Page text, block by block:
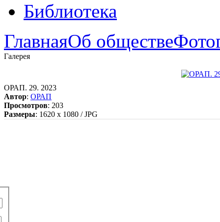
Библиотека
ГлавнаяОб обществе
Галерея
ОРАП. 29. 2023
Автор: ОРАП
Просмотров: 203
Размеры: 1620 x 1080 / JPG